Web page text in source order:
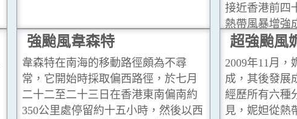
接近香港前四
熱帶風暴增強
增強的情況，
史無前例。
...
強颱風韋森特
韋森特在南海的移動路徑頗為不尋
常，它開始時採取偏西路徑，於七月
二十二至二十三日在香港東南偏南約
350公里處停留約十五小時，然後以西
超強颱風
2009年11月
成，其後發展
經歷所有六種
見，妮妲從熱